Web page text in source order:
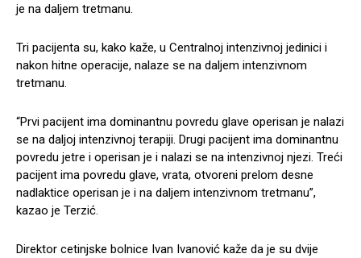
je na daljem tretmanu.
Tri pacijenta su, kako kaže, u Centralnoj intenzivnoj jedinici i
nakon hitne operacije, nalaze se na daljem intenzivnom
tretmanu.
“Prvi pacijent ima dominantnu povredu glave operisan je nalazi
se na daljoj intenzivnoj terapiji. Drugi pacijent ima dominantnu
povredu jetre i operisan je i nalazi se na intenzivnoj njezi. Treći
pacijent ima povredu glave, vrata, otvoreni prelom desne
nadlaktice operisan je i na daljem intenzivnom tretmanu”,
kazao je Terzić.
Direktor cetinjske bolnice Ivan Ivanović kaže da je su dvije